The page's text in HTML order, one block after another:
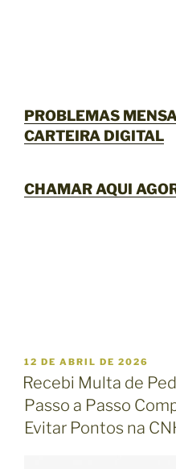
PROBLEMAS
CARTEIRA DIGITAL
CHAMAR AQUI
P
U
B
L
I
C
12 DE ABRIL DE 2026
Recebi Multa de
Passo a Passo
Evitar Pontos na